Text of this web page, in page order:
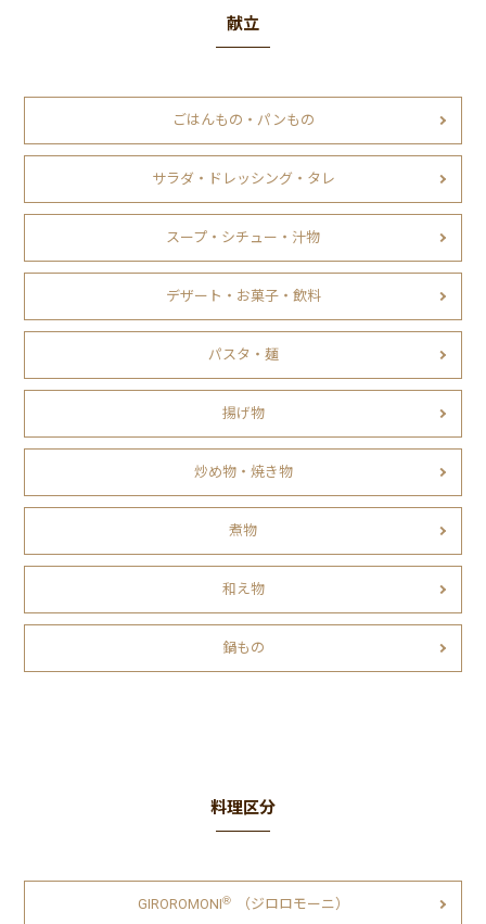
献立
ごはんもの・パンもの
サラダ・ドレッシング・タレ
スープ・シチュー・汁物
デザート・お菓子・飲料
パスタ・麺
揚げ物
炒め物・焼き物
煮物
和え物
鍋もの
料理区分
GIROROMONIⓇ （ジロロモーニ）